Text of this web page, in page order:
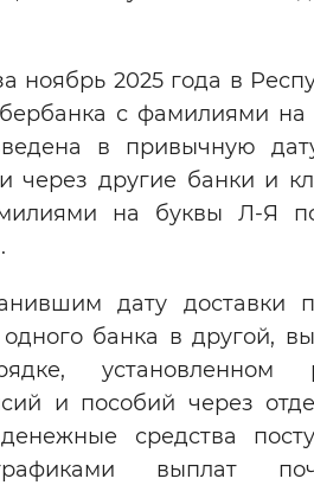
ноябрь 2025 года в
с фамилиями на
в привычную
через другие банки и
на буквы Л-Я
дату доставки
банка в другой,
установленном
и пособий через
средства
выплат